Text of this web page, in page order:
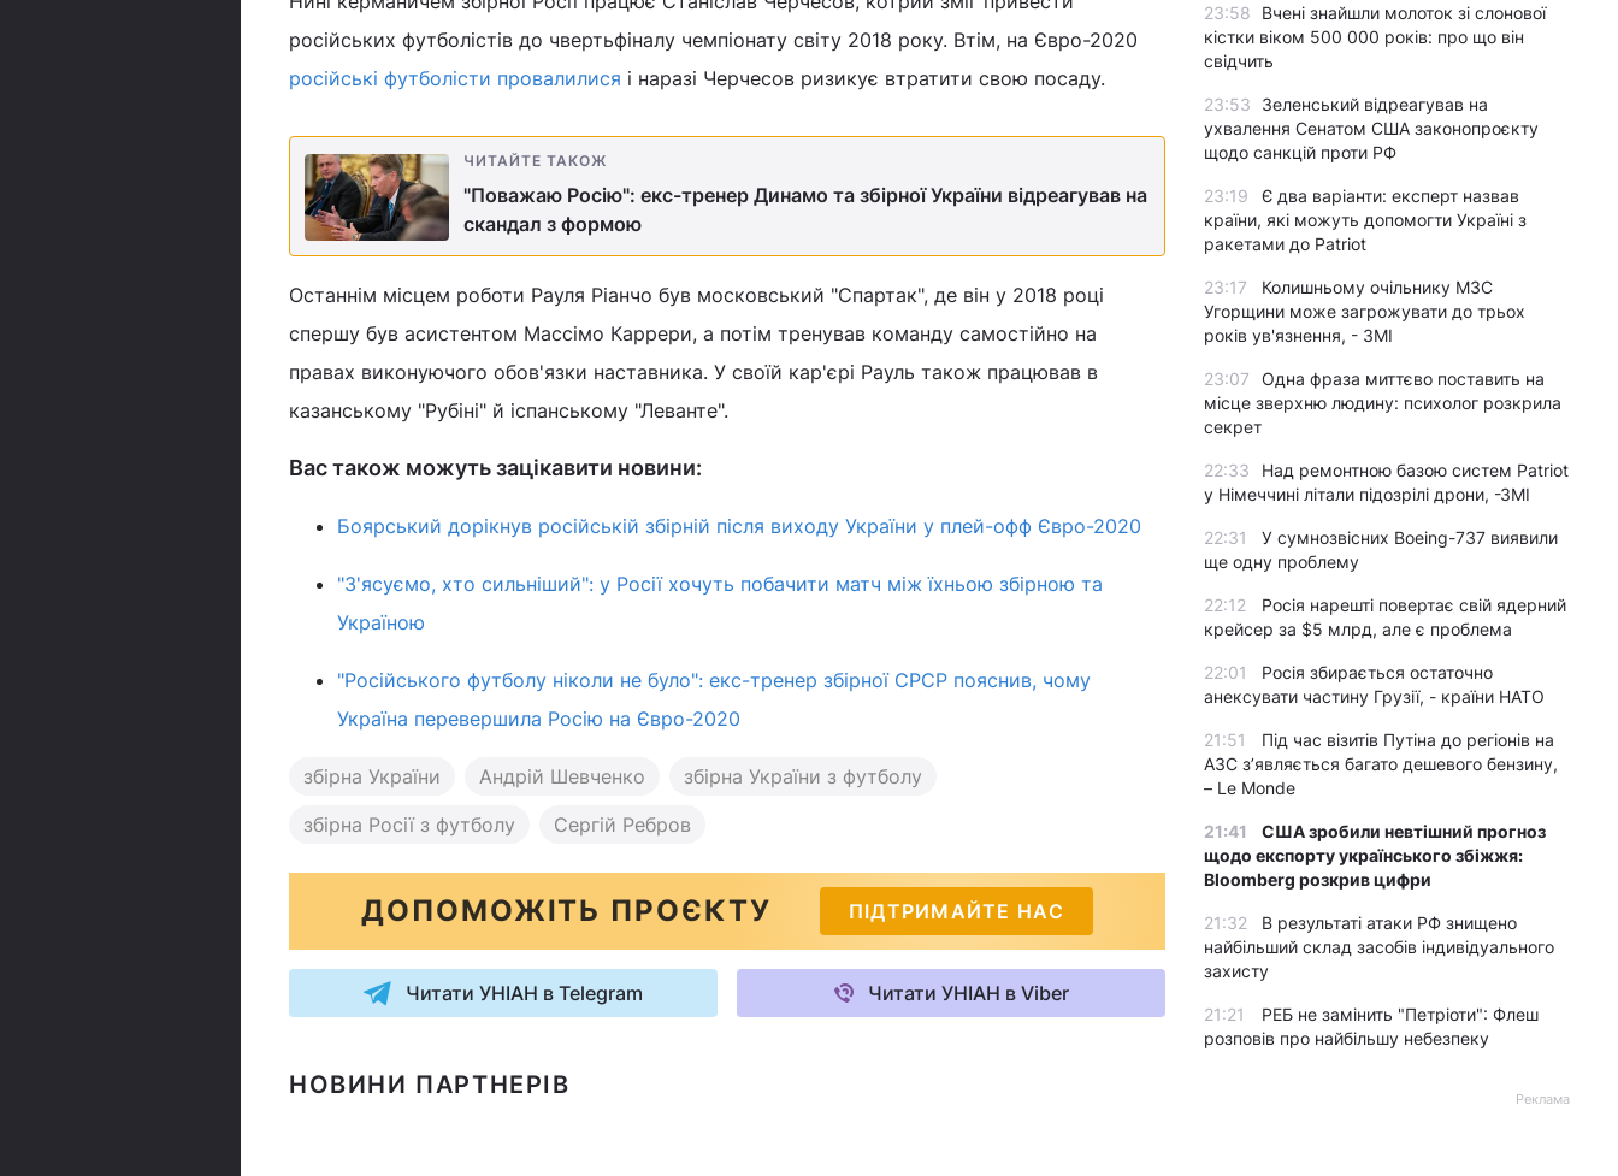
російських футболістів до чвертьфіналу чемпіонату світу 2018 року. Втім, на Євро-2020
російські футболісти провалилися і наразі Черчесов ризикує втратити свою посаду.
ЧИТАЙТЕ ТАКОЖ
"Поважаю Росію": екс-тренер Динамо та збірної України відреагував на
скандал з формою
Останнім місцем роботи Рауля Ріанчо був московський "Спартак", де він у 2018 році
спершу був асистентом Массімо Каррери, а потім тренував команду самостійно на
правах виконуючого обов'язки наставника. У своїй кар'єрі Рауль також працював в
казанському "Рубіні" й іспанському "Леванте".
Вас також можуть зацікавити новини:
Боярський дорікнув російській збірній після виходу України у плей-офф Євро-2020
"З'ясуємо, хто сильніший": у Росії хочуть побачити матч між їхньою збірною та
Україною
"Російського футболу ніколи не було": екс-тренер збірної СРСР пояснив, чому
Україна перевершила Росію на Євро-2020
збірна України Андрій Шевченко
збірна України з футболу
збірна Росії з футболу
Сергій Ребров
ДОПОМОЖІТЬ ПРОЄКТУ ПІДТРИМАЙТЕ НАС
Читати УНІАН в Telegram Читати УНІАН в Viber
НОВИНИ ПАРТНЕРІВ
23:58
Вчені знайшли молоток зі слонової
кістки віком 500 000 років: про що він
свідчить
23:53
Зеленський відреагував на
ухвалення Сенатом США законопроєкту
щодо санкцій проти РФ
23:19
Є два варіанти: експерт назвав
країни, які можуть допомогти Україні з
ракетами до Patriot
23:17
Колишньому очільнику МЗС
Угорщини може загрожувати до трьох
років ув'язнення, - ЗМІ
23:07
Одна фраза миттєво поставить на
місце зверхню людину: психолог розкрила
секрет
22:33
Над ремонтною базою систем Patriot
у Німеччині літали підозрілі дрони, -ЗМІ
22:31
У сумнозвісних Boeing-737 виявили
ще одну проблему
22:12
Росія нарешті повертає свій ядерний
крейсер за $5 млрд, але є проблема
22:01
Росія збирається остаточно
анексувати частину Грузії, - країни НАТО
21:51
Під час візитів Путіна до регіонів на
АЗС з’являється багато дешевого бензину,
– Le Monde
21:41
США зробили невтішний прогноз
щодо експорту українського збіжжя:
Bloomberg розкрив цифри
21:32
В результаті атаки РФ знищено
найбільший склад засобів індивідуального
захисту
21:21
РЕБ не замінить "Петріоти": Флеш
розповів про найбільшу небезпеку
Реклама